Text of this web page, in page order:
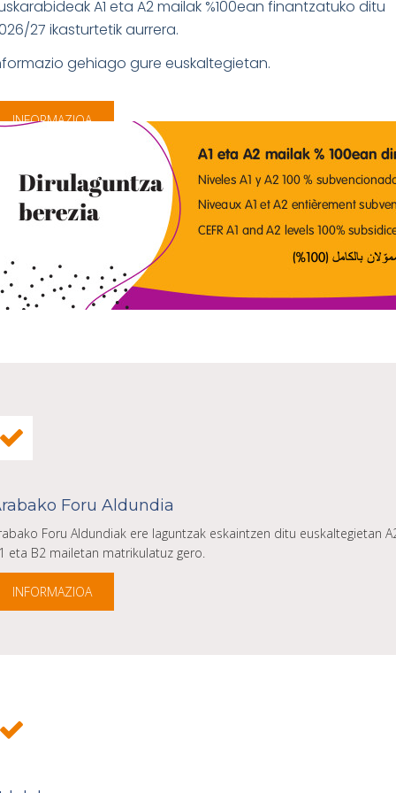
A1 eta A2 mailak %100ean finantzatuko ditu
27 ikasturtetik aurrera.
gehiago gure euskaltegietan.
INFORMAZIOA
Foru Aldundia
Foru Aldundiak ere laguntzak eskaintzen ditu euskaltegietan
eta B2 mailetan matrikulatuz gero.
INFORMAZIOA